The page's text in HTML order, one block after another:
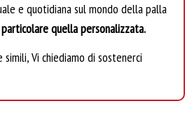
e quotidiana sul mondo della palla
quella personalizzata.
Vi chiediamo di sostenerci